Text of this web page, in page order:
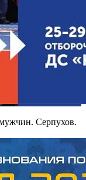
Серпухов.